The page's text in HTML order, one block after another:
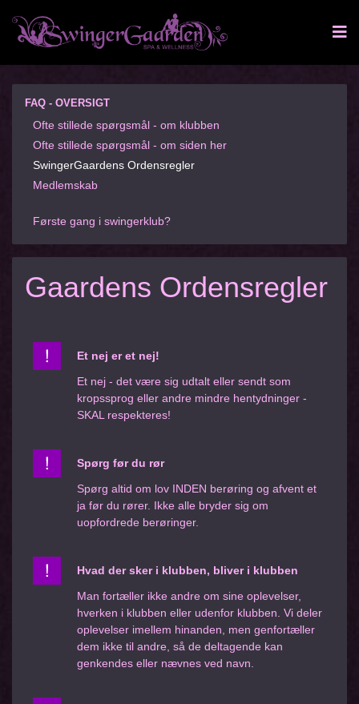
FAQ - OVERSIGT
Ofte stillede spørgsmål - om klubben
Ofte stillede spørgsmål - om siden her
SwingerGaardens Ordensregler
Medlemskab
Første gang i swingerklub?
Gaardens Ordensregler
Et nej er et nej!
Et nej - det være sig udtalt eller sendt som
kropssprog eller andre mindre hentydninger -
SKAL respekteres!
Spørg før du rør
Spørg altid om lov INDEN berøring og afvent et
ja før du rører. Ikke alle bryder sig om
uopfordrede berøringer.
Hvad der sker i klubben, bliver i klubben
Man fortæller ikke andre om sine oplevelser,
hverken i klubben eller udenfor klubben. Vi deler
oplevelser imellem hinanden, men genfortæller
dem ikke til andre, så de deltagende kan
genkendes eller nævnes ved navn.